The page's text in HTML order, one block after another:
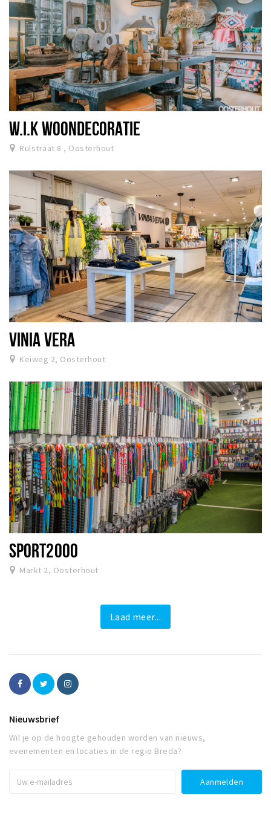
W.I.K WOONDECORATIE
Rulstraat 8 , Oosterhout
VINIA VERA
Keiweg 2, Oosterhout
SPORT2000
Markt 2, Oosterhout
Laad meer...
Nieuwsbrief
Wil je op de hoogte gehouden worden van nieuws,
evenementen en locaties in de regio Breda?